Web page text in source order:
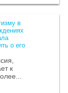
в
о его
к